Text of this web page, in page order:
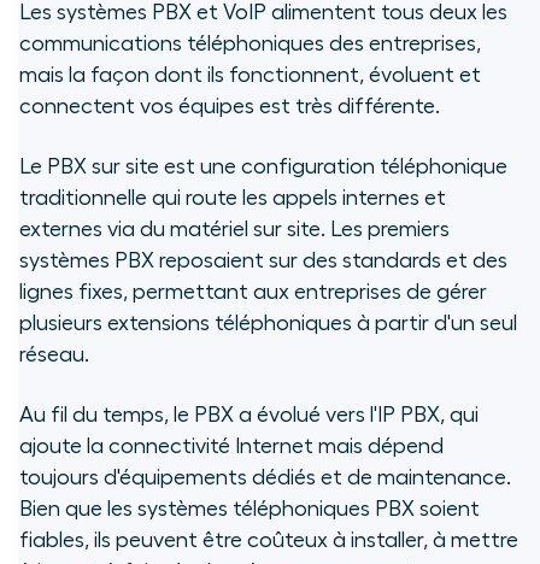
Les systèmes PBX et VoIP alimentent tous deux les
communications téléphoniques des entreprises,
mais la façon dont ils fonctionnent, évoluent et
connectent vos équipes est très différente.
Le PBX sur site est une configuration téléphonique
traditionnelle qui route les appels internes et
externes via du matériel sur site. Les premiers
systèmes PBX reposaient sur des standards et des
lignes fixes, permettant aux entreprises de gérer
plusieurs extensions téléphoniques à partir d'un seul
réseau.
Au fil du temps, le PBX a évolué vers l'IP PBX, qui
ajoute la connectivité Internet mais dépend
toujours d'équipements dédiés et de maintenance.
Bien que les systèmes téléphoniques PBX soient
fiables, ils peuvent être coûteux à installer, à mettre